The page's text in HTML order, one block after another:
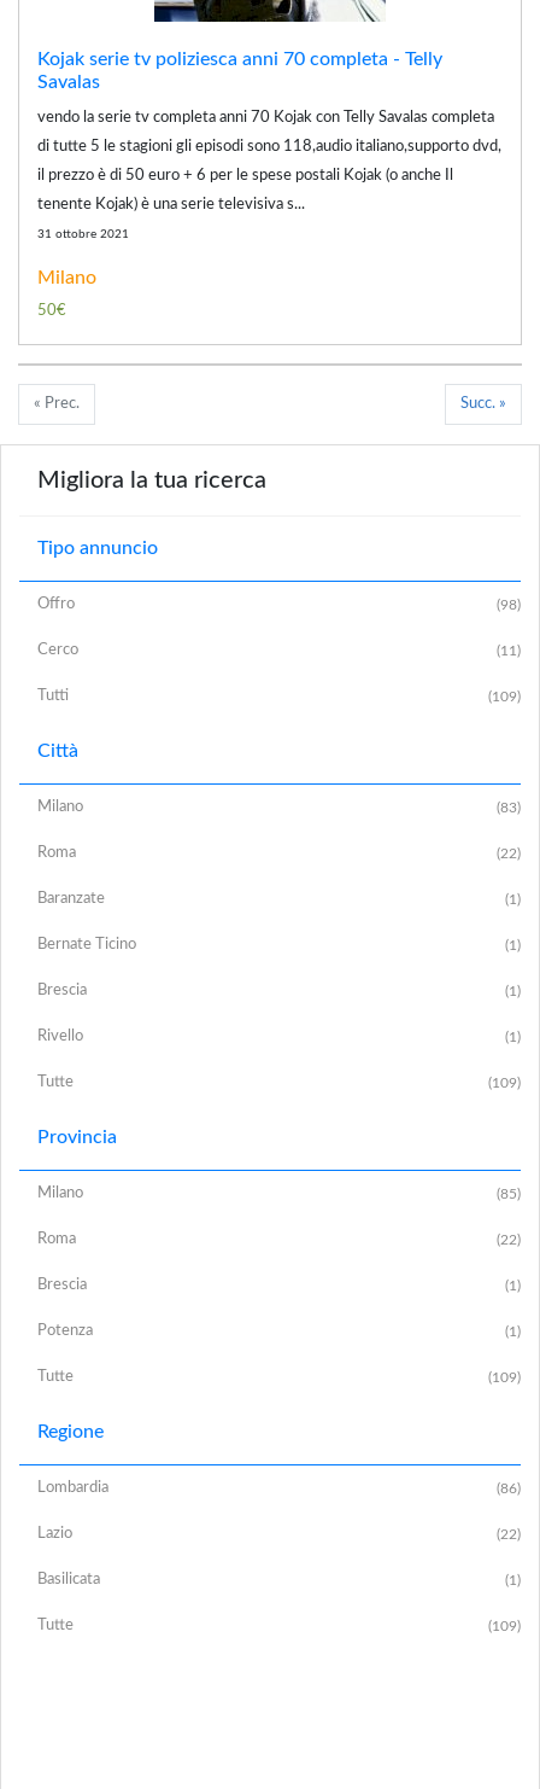
Kojak serie tv poliziesca anni 70 completa - Telly
Savalas
vendo la serie tv completa anni 70 Kojak con Telly Savalas completa
di tutte 5 le stagioni gli episodi sono 118,audio italiano,supporto dvd,
il prezzo è di 50 euro + 6 per le spese postali Kojak (o anche Il
tenente Kojak) è una serie televisiva s...
31 ottobre 2021
Milano
50€
« Prec. Succ. »
Migliora la tua ricerca
Tipo annuncio
Offro (98)
Cerco (11)
Tutti (109)
Città
Milano (83)
Roma (22)
Baranzate (1)
Bernate Ticino (1)
Brescia (1)
Rivello (1)
Tutte (109)
Provincia
Milano (85)
Roma (22)
Brescia (1)
Potenza (1)
Tutte (109)
Regione
Lombardia (86)
Lazio (22)
Basilicata (1)
Tutte (109)